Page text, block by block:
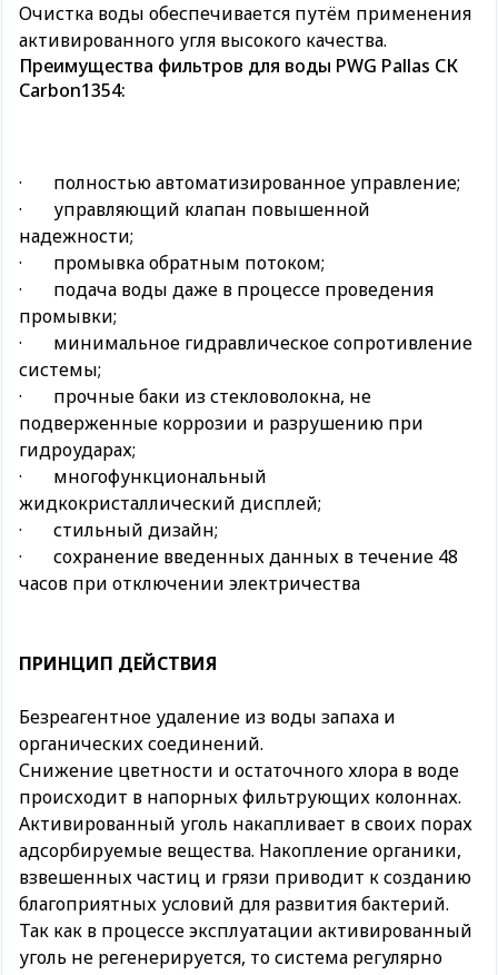
Очистка воды обеспечивается путём применения
активированного угля высокого качества.
Преимущества фильтров для воды PWG Pallas СК
Carbon1354:
· полностью автоматизированное управление;
· управляющий клапан повышенной
надежности;
· промывка обратным потоком;
· подача воды даже в процессе проведения
промывки;
· минимальное гидравлическое сопротивление
системы;
· прочные баки из стекловолокна, не
подверженные коррозии и разрушению при
гидроударах;
· многофункциональный
жидкокристаллический дисплей;
· стильный дизайн;
· сохранение введенных данных в течение 48
часов при отключении электричества
ПРИНЦИП ДЕЙСТВИЯ
Безреагентное удаление из воды запаха и
органических соединений.
Снижение цветности и остаточного хлора в воде
происходит в напорных фильтрующих колоннах.
Активированный уголь накапливает в своих порах
адсорбируемые вещества. Накопление органики,
взвешенных частиц и грязи приводит к созданию
благоприятных условий для развития бактерий.
Так как в процессе эксплуатации активированный
уголь не регенерируется, то система регулярно